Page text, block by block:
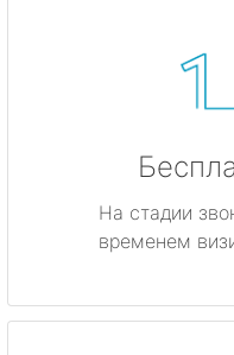
На стадии
временем